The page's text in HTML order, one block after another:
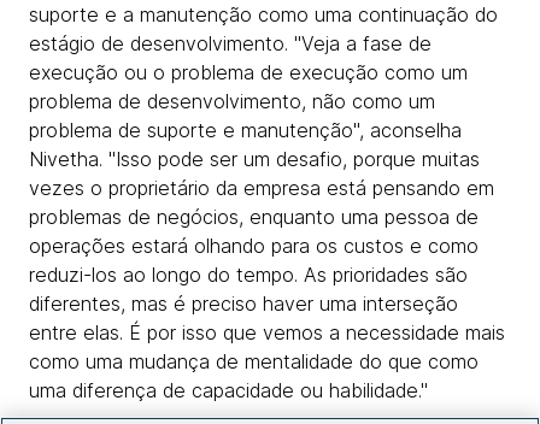
suporte e a manutenção como uma continuação do
estágio de desenvolvimento. "Veja a fase de
execução ou o problema de execução como um
problema de desenvolvimento, não como um
problema de suporte e manutenção", aconselha
Nivetha. "Isso pode ser um desafio, porque muitas
vezes o proprietário da empresa está pensando em
problemas de negócios, enquanto uma pessoa de
operações estará olhando para os custos e como
reduzi-los ao longo do tempo. As prioridades são
diferentes, mas é preciso haver uma interseção
entre elas. É por isso que vemos a necessidade mais
como uma mudança de mentalidade do que como
uma diferença de capacidade ou habilidade."